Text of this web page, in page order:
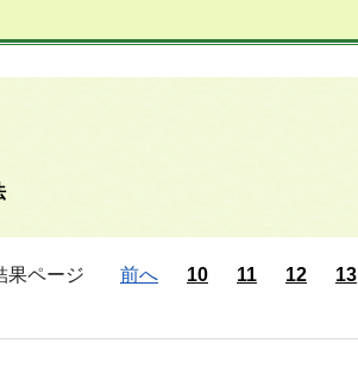
果ページ 前へ 10 11 12 13